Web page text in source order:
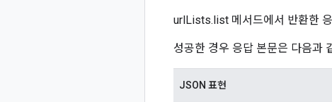
urlLists.list 메서드에서 반환한
성공한 경우 응답 본문은 다음과
JSON 표현